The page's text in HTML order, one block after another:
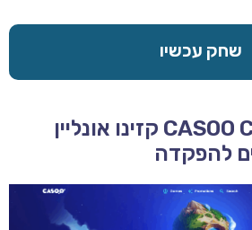
שחק עכשיו
CASOO CASINO – 2026 קזינו אונליין
להפקדה